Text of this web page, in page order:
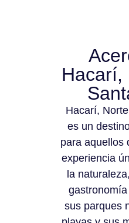
Hacarí,
Hacarí,
es un
para aquellos
experiencia
la
sus parques